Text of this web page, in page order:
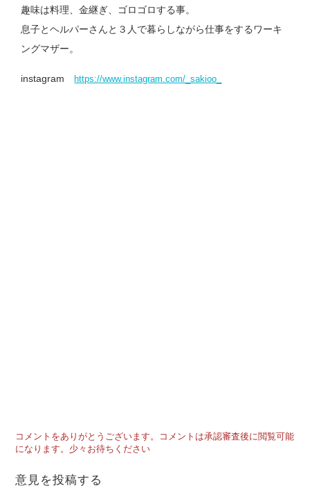
趣味は料理、金継ぎ、ゴロゴロする事。
息子とヘルパーさんと３人で暮らしながら仕事をするワーキ
ングマザー。
instagramhttps://www.instagram.com/_sakioo_
コメントをありがとうございます。コメントは承認審査後に閲覧可能
になります。少々お待ちください
意見を投稿する